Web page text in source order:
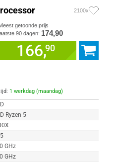
2100x
getoonde prijs
90 dagen: 174,90
166,90
1 werkdag (maandag)
Ryzen 5
GHz
GHz